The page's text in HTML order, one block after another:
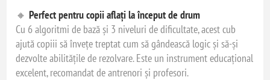
🔸Perfect pentru copii aflați la început de drum
Cu 6 algoritmi de bază și 3 niveluri de dificultate, acest cub
ajută copiii să învețe treptat cum să gândească logic și să-și
dezvolte abilitățile de rezolvare. Este un instrument educațional
excelent, recomandat de antrenori și profesori.